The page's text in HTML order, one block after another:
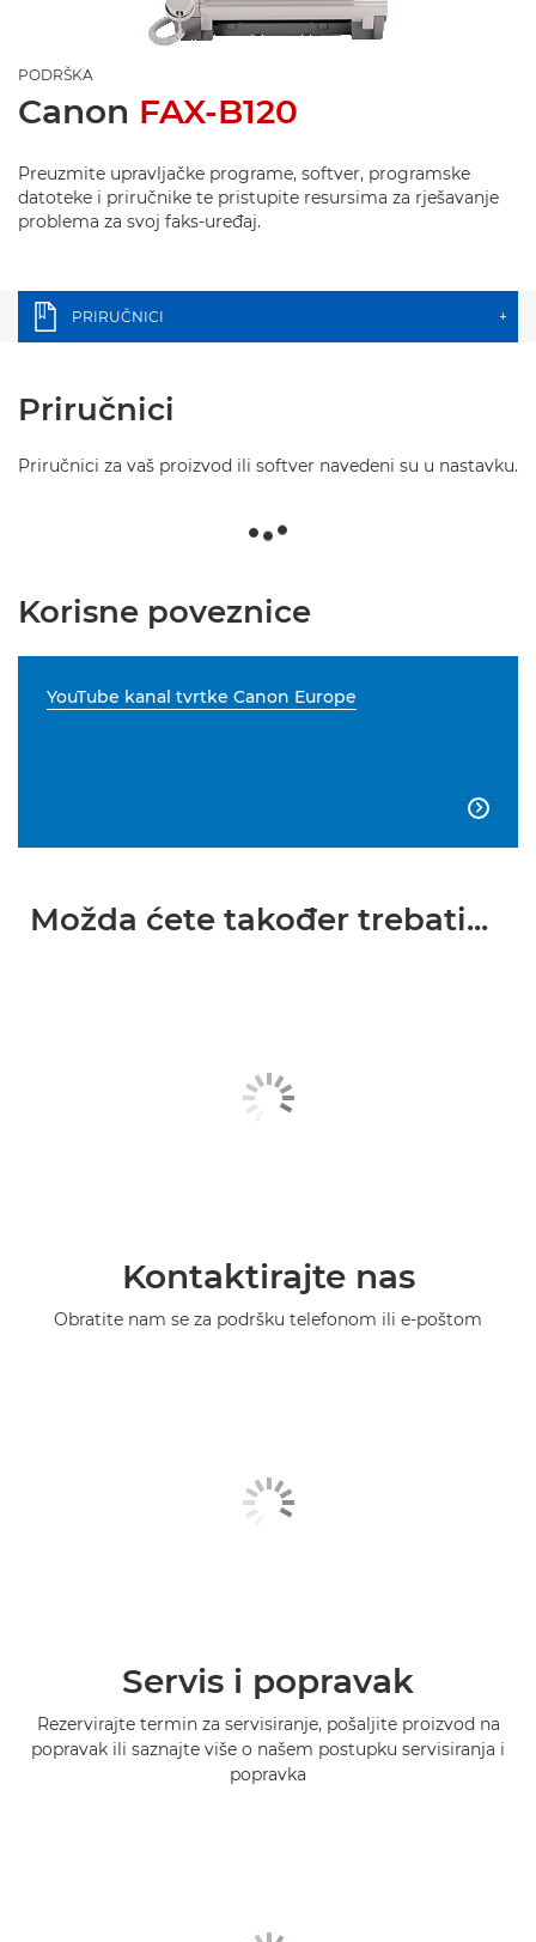
PODRŠKA
Canon FAX-B120
Preuzmite upravljačke programe, softver, programske
datoteke i priručnike te pristupite resursima za rješavanje
problema za svoj faks-uređaj.
PRIRUČNICI +
Priručnici
Priručnici za vaš proizvod ili softver navedeni su u nastavku.
Korisne poveznice
YouTube kanal tvrtke Canon Europe

Možda ćete također trebati...
Kontaktirajte nas
Obratite nam se za podršku telefonom ili e-poštom
Servis i popravak
Rezervirajte termin za servisiranje, pošaljite proizvod na
popravak ili saznajte više o našem postupku servisiranja i
popravka